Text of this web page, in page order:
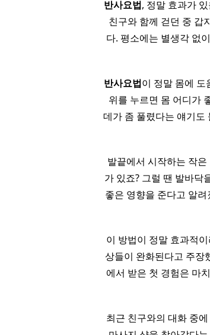
반사요법, 정말 효과가
친구와 함께 걷던 중 갑
다. 평소에는 별생각 없
반사요법이 정말 몸에 도
위를 누르면 몸 어디가
데가 좀 풀렸다는 얘기도
발끝에서 시작하는 작은
가 있죠? 그럴 땐 발바닥
좋은 영향을 준다고 알
이 방법이 정말 효과적
상들이 완화된다고 주장
에서 받은 첫 경험은 마
최근 친구와의 대화 중에